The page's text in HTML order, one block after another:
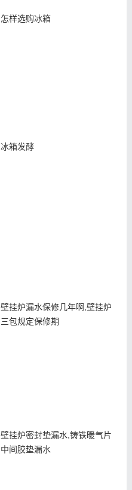
怎样选购冰箱
冰箱发酵
壁挂炉漏水保修几年啊,壁挂炉
三包规定保修期
壁挂炉密封垫漏水,铸铁暖气片
中间胶垫漏水